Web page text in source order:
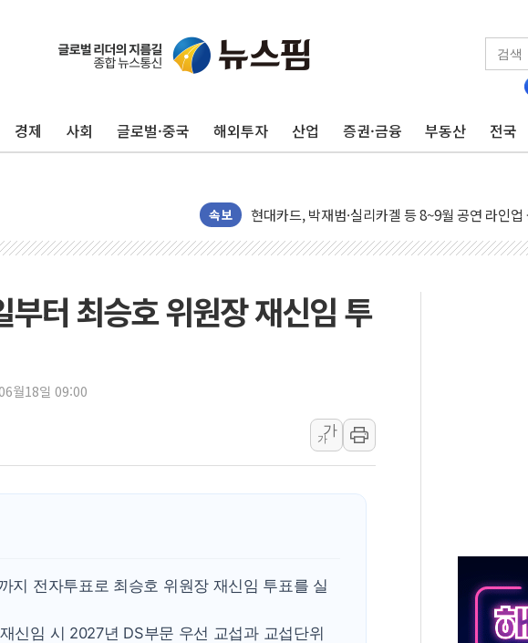
경제 사회 글로벌·중국 해외투자 산업 증권·금융 부동산 전국
속보
서울 재건축·재개발 정상화시 5년 내 9만가구
KDB생명 본입찰 3파전…한화·흥국·한투 참여
반도체공학회 "R&D직 주 52시간제 개선해야…
현대카드, 박재범·실리카겔 등 8~9월 공연 라인업
[르포] 육군, 2031년까지 3개 보급단 '1등급 스마
깊이가 다른 글로벌 투자 정보 GAM - 맛보기편 (8/
"호남 없이 민주 당권 없다"...송영길·정청래·김
IPARK현대산업개발, 노원구 어르신에 삼계탕 배
준공업지역 용적률 400% 적용하니…재건축보다
한전, 한전기술지주 출범…에너지 유니콘기업 본
터 최승호 위원장 재신임 투
월18일 09:00
가
가
지 전자투표로 최승호 위원장 재신임 투표를 실
신임 시 2027년 DS부문 우선 교섭과 교섭단위